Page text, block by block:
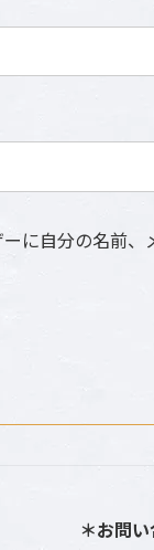
に自分の名前、
＊お問い